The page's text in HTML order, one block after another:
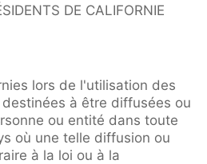
DE CALIFORNIE
lors de l'utilisation des
à être diffusées ou
ou entité dans toute
où une telle diffusion ou
à la loi ou à la